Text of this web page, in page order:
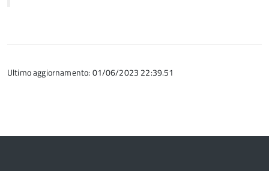
Ultimo aggiornamento: 01/06/2023 22:39.51